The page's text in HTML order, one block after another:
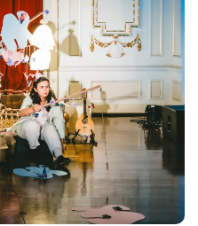
da parte do Theatro
pelo Theatro Circo
com os termos